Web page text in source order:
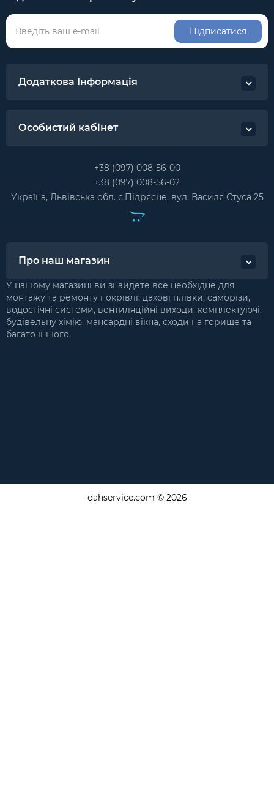
Підписатися
Додаткова Інформація
Особистий кабінет
+38 (097) 008-56-00
+38 (097) 008-56-02
Україна, Львівська обл. с.Підрясне, вул. Василя Стуса 25
Про наш магазин
У нашому магазині ви знайдете все необхідне для
монтажу та ремонту покрівлі: дахові плівки, саморізи,
водостічні системи, вентиляційні виходи, комплектуючі,
будівельну хімію, мансардні вікна, сходи на горище та
багато іншого.
dahservice.com © 2026